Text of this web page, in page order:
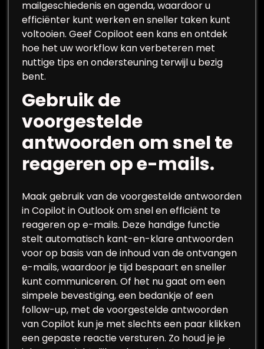
mailgeschiedenis en agenda, waardoor u
efficiënter kunt werken en sneller taken kunt
voltooien. Geef Copiloot een kans en ontdek
hoe het uw workflow kan verbeteren met
nuttige tips en ondersteuning terwijl u bezig
bent.
Gebruik de
voorgestelde
antwoorden om snel te
reageren op e-mails.
Maak gebruik van de voorgestelde antwoorden
in Copilot in Outlook om snel en efficiënt te
reageren op e-mails. Deze handige functie
stelt automatisch kant-en-klare antwoorden
voor op basis van de inhoud van de ontvangen
e-mails, waardoor je tijd bespaart en sneller
kunt communiceren. Of het nu gaat om een
simpele bevestiging, een bedankje of een
follow-up, met de voorgestelde antwoorden
van Copilot kun je met slechts een paar klikken
een gepaste reactie versturen. Zo houd je je